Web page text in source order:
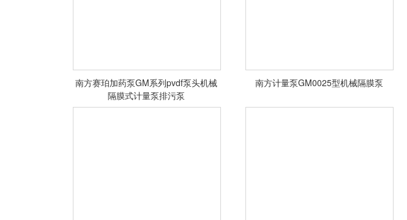
南方赛珀加药泵GM系列pvdf泵头机
械隔膜式计量泵排污泵
南方赛珀加药泵GM系列pvdf泵头机械
隔膜式计量泵排污泵
南方计量泵GM0025型机械隔膜泵